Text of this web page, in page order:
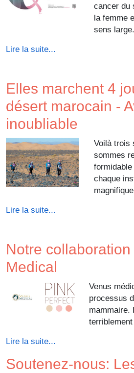
cancer du
la femme
sens
Lire la suite...
Elles marchent 4
désert marocain -
inoubliable
Voilà trois
sommes
chaque
Lire la suite...
Notre
Medical
Venus
processus
mammaire.
Lire la suite...
Soutenez-nous: